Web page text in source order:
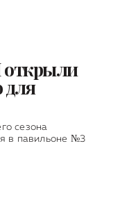
открыли
для
сезона
в павильоне №3